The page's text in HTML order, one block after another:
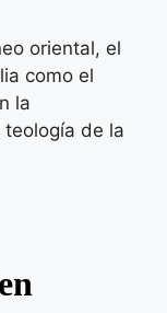
oriental, el
como el
la
teología de la